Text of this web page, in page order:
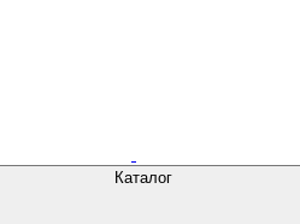
Каталог